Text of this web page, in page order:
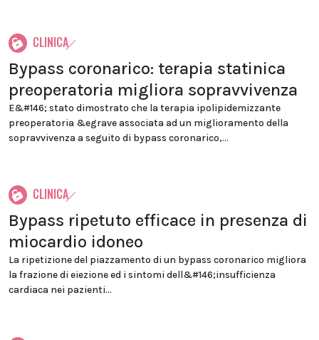
CLINICA
Bypass coronarico: terapia statinica
preoperatoria migliora sopravvivenza
E&#146; stato dimostrato che la terapia ipolipidemizzante
preoperatoria &egrave associata ad un miglioramento della
sopravvivenza a seguito di bypass coronarico,...
CLINICA
Bypass ripetuto efficace in presenza di
miocardio idoneo
La ripetizione del piazzamento di un bypass coronarico migliora
la frazione di eiezione ed i sintomi dell&#146;insufficienza
cardiaca nei pazienti...